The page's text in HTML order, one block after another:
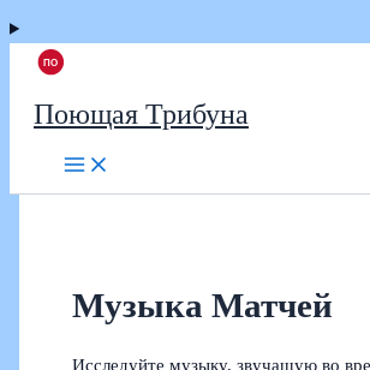
Поющая Трибуна
Музыка Матчей
Исследуйте музыку, звучащую во